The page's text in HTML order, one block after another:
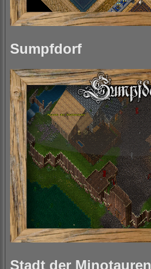
Sumpfdorf
Stadt der Minotauren